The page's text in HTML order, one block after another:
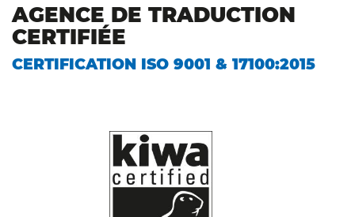
AGENCE DE TRADUCTION
CERTIFIÉE
CERTIFICATION ISO 9001 & 17100:2015